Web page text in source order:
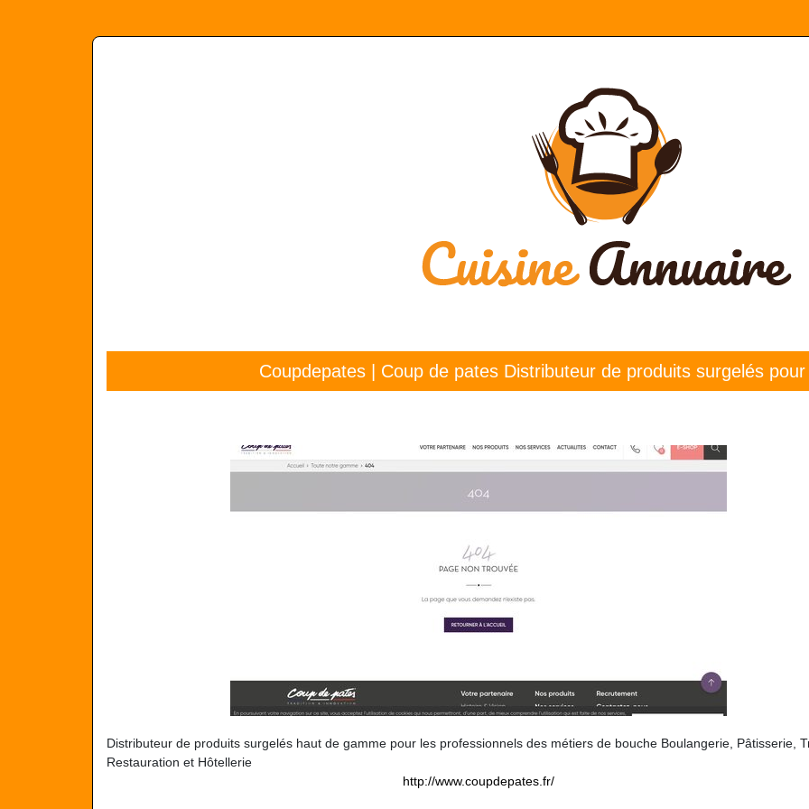
Coupdepates | Coup de pates Distribu­teur de produits surgelés
Distributeur de produits surgelés haut de gamme pour les professionnels des métiers de bouche Boulangerie, Pâtisserie,
Restauration et Hôtellerie
http://www.coupdepates.fr/